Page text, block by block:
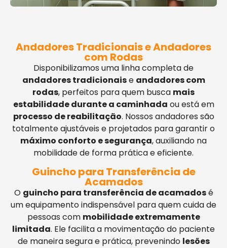
Andadores Tradicionais e Andadores
com Rodas
Disponibilizamos uma linha completa de
andadores tradicionaise andadores com
rodas, perfeitos para quem busca mais
estabilidade durante a caminhada ou está em
processo de reabilitação. Nossos andadores são
totalmente ajustáveis e projetados para garantir o
máximo conforto e segurança, auxiliando na
mobilidade de forma prática e eficiente.
Guincho para Transferência de
Acamados
O guincho para transferência de acamadosé
um equipamento indispensável para quem cuida de
pessoas com mobilidade extremamente
limitada. Ele facilita a movimentação do paciente
de maneira segura e prática, prevenindo lesões